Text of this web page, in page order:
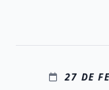
27 DE